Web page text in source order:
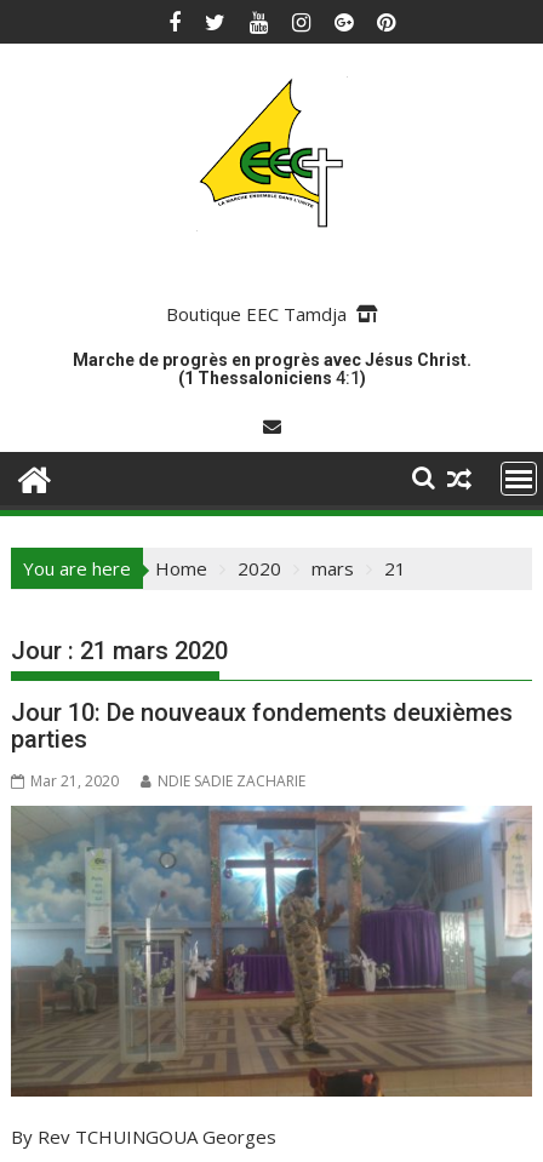
to
Boutique EEC Tamdja
Marche de progrès en progrès avec Jésus Christ.
(1 Thessaloniciens 4:1)
You are here Home 2020 mars 21
Jour : 21 mars 2020
Jour 10: De nouveaux fondements deuxièmes
parties
Mar 21, 2020 NDIE SADIE ZACHARIE
By Rev TCHUINGOUA Georges